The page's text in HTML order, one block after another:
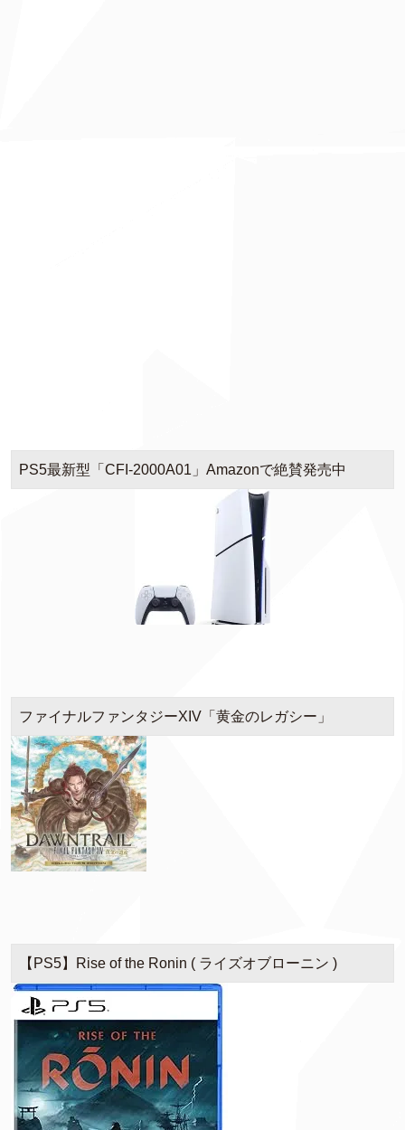
PS5最新型「CFI-2000A01」Amazonで絶賛発売中
ファイナルファンタジーXIV「黄金のレガシー」
【PS5】Rise of the Ronin ( ライズオブローニン )